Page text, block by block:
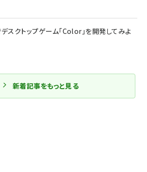
デスクトップゲーム「Color」を開発してみよ
新着記事をもっと見る